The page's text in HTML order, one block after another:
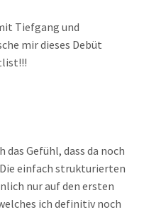
Tiefgang und
mir dieses Debüt
Gefühl, dass da noch
einfach strukturierten
nur auf den ersten
ich definitiv noch